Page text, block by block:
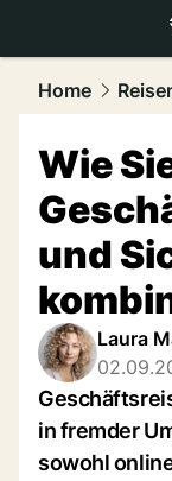
luxury.
Home
Wie
und
Laura
in fremder
sowohl